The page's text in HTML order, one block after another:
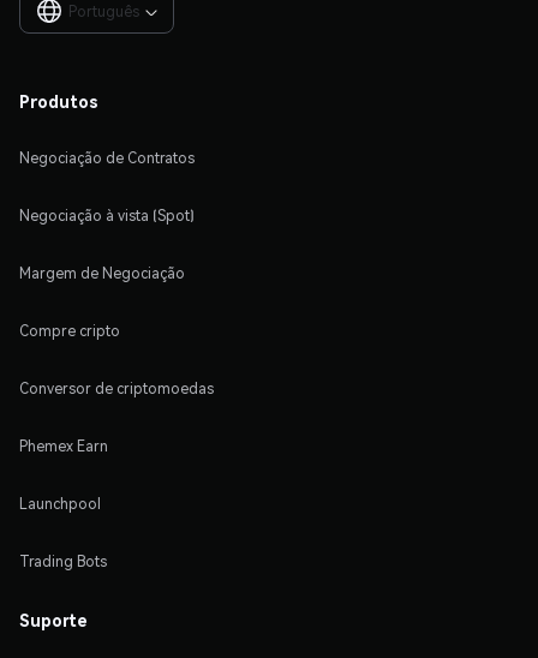
Português 
Produtos
Negociação de Contratos
Negociação à vista (Spot)
Margem de Negociação
Compre cripto
Conversor de criptomoedas
Phemex Earn
Launchpool
Trading Bots
Suporte